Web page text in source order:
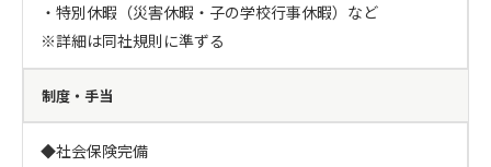
・特別休暇（災害休暇・子の学校行事休暇）など
※詳細は同社規則に準ずる
制度・手当
◆社会保険完備